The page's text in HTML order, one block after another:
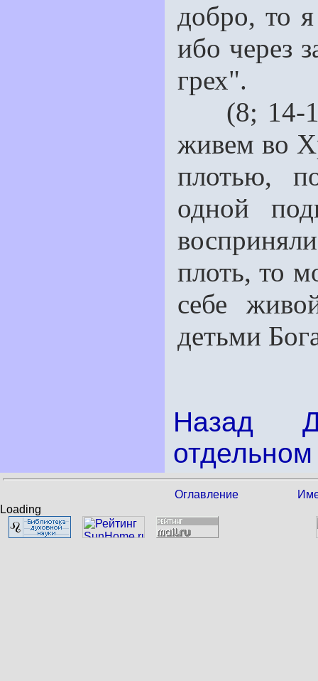
добро, то
ибо через
грех".
(8; 14-
живем во
плотью,
одной
плоть, то
себе
детьми
Назад
Оглавление
Loading